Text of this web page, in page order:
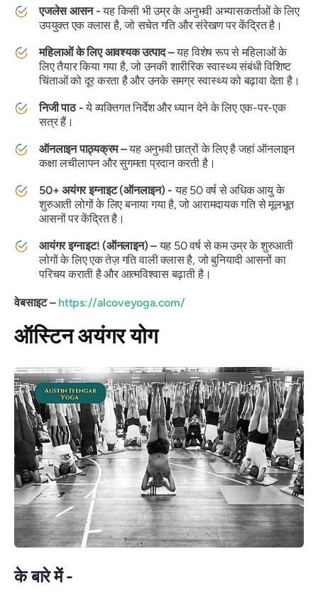
एजलेस आसन -यह किसी भी उम्र के अनुभवी अभ्यासकर्ताओं के लिए
उपयुक्त एक क्लास है, जो सचेत गति और संरेखण पर केंद्रित है।
महिलाओं के लिए आवश्यक उत्पाद –यह विशेष रूप से महिलाओं के
लिए तैयार किया गया है, जो उनकी शारीरिक स्वास्थ्य संबंधी विशिष्ट
चिंताओं को दूर करता है और उनके समग्र स्वास्थ्य को बढ़ावा देता है।
निजी पाठ -ये व्यक्तिगत निर्देश और ध्यान देने के लिए एक-पर-एक
सत्र हैं।
ऑनलाइन पाठ्यक्रम –यह अनुभवी छात्रों के लिए है जहां ऑनलाइन
कक्षा लचीलापन और सुगमता प्रदान करती है।
50+ अयंगर इग्नाइट (ऑनलाइन) -यह 50 वर्ष से अधिक आयु के
शुरुआती लोगों के लिए बनाया गया है, जो आरामदायक गति से मूलभूत
आसनों पर केंद्रित है।
आयंगर इग्नाइट! (ऑनलाइन) –यह 50 वर्ष से कम उम्र के शुरुआती
लोगों के लिए एक तेज़ गति वाली क्लास है, जो बुनियादी आसनों का
परिचय कराती है और आत्मविश्वास बढ़ाती है।
वेबसाइट –https://alcoveyoga.com/
ऑस्टिन अयंगर योग
के बारे में -